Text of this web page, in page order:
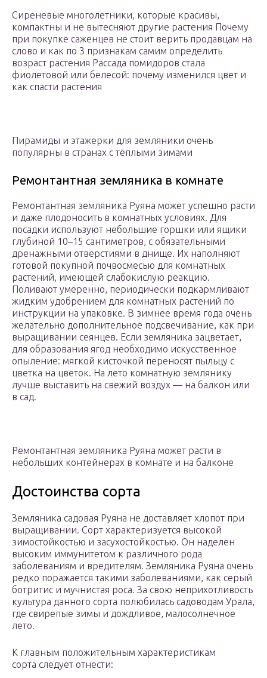
Сиреневые многолетники, которые красивы,
компактны и не вытесняют другие растения Почему
при покупке саженцев не стоит верить продавцам на
слово и как по 3 признакам самим определить
возраст растения Рассада помидоров стала
фиолетовой или белесой: почему изменился цвет и
как спасти растения
Пирамиды и этажерки для земляники очень
популярны в странах с тёплыми зимами
Ремонтантная земляника в комнате
Ремонтантная земляника Руяна может успешно расти
и даже плодоносить в комнатных условиях. Для
посадки используют небольшие горшки или ящики
глубиной 10–15 сантиметров, с обязательными
дренажными отверстиями в днище. Их наполняют
готовой покупной почвосмесью для комнатных
растений, имеющей слабокислую реакцию.
Поливают умеренно, периодически подкармливают
жидким удобрением для комнатных растений по
инструкции на упаковке. В зимнее время года очень
желательно дополнительное подсвечивание, как при
выращивании сеянцев. Если земляника зацветает,
для образования ягод необходимо искусственное
опыление: мягкой кисточкой переносят пыльцу с
цветка на цветок. На лето комнатную землянику
лучше выставить на свежий воздух — на балкон или
в сад.
Ремонтантная земляника Руяна может расти в
небольших контейнерах в комнате и на балконе
Достоинства сорта
Земляника садовая Руяна не доставляет хлопот при
выращивании. Сорт характеризуется высокой
зимостойкостью и засухостойкостью. Он наделен
высоким иммунитетом к различного рода
заболеваниям и вредителям. Земляника Руяна очень
редко поражается такими заболеваниями, как серый
ботритис и мучнистая роса. За свою неприхотливость
культура данного сорта полюбилась садоводам Урала,
где свирепые зимы и дождливое, малосолнечное
лето.
К главным положительным характеристикам
сорта следует отнести: